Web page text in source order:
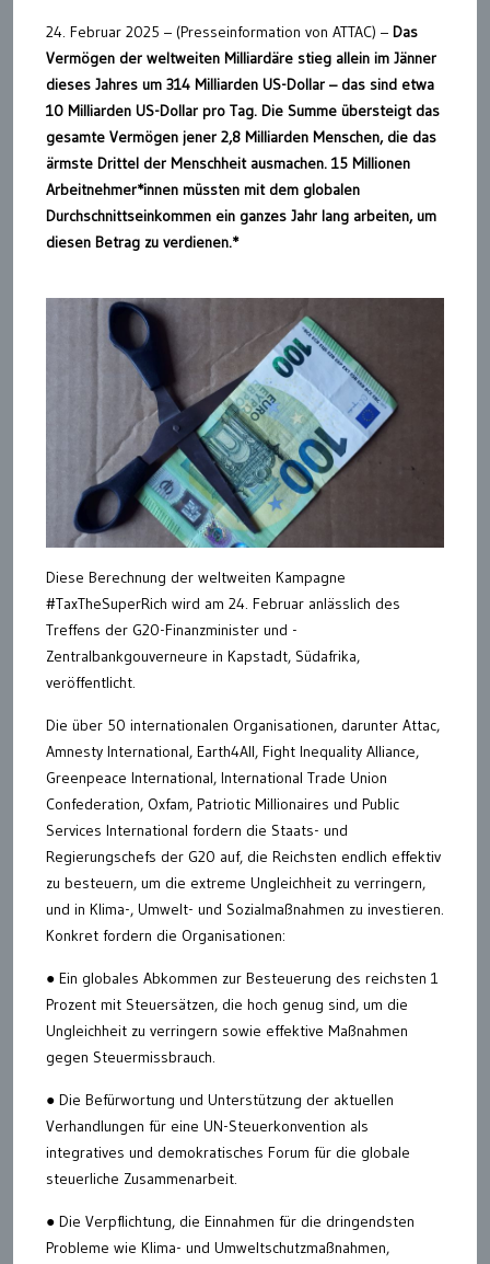
24. Februar 2025 – (Presseinformation von ATTAC) – Das
Vermögen der weltweiten Milliardäre stieg allein im Jänner
dieses Jahres um 314 Milliarden US-Dollar – das sind etwa
10 Milliarden US-Dollar pro Tag. Die Summe übersteigt das
gesamte Vermögen jener 2,8 Milliarden Menschen, die das
ärmste Drittel der Menschheit ausmachen. 15 Millionen
Arbeitnehmer*innen müssten mit dem globalen
Durchschnittseinkommen ein ganzes Jahr lang arbeiten, um
diesen Betrag zu verdienen.*
Diese Berechnung der weltweiten Kampagne
#TaxTheSuperRich wird am 24. Februar anlässlich des
Treffens der G20-Finanzminister und -
Zentralbankgouverneure in Kapstadt, Südafrika,
veröffentlicht.
Die über 50 internationalen Organisationen, darunter Attac,
Amnesty International, Earth4All, Fight Inequality Alliance,
Greenpeace International, International Trade Union
Confederation, Oxfam, Patriotic Millionaires und Public
Services International fordern die Staats- und
Regierungschefs der G20 auf, die Reichsten endlich effektiv
zu besteuern, um die extreme Ungleichheit zu verringern,
und in Klima-, Umwelt- und Sozialmaßnahmen zu investieren.
Konkret fordern die Organisationen:
● Ein globales Abkommen zur Besteuerung des reichsten 1
Prozent mit Steuersätzen, die hoch genug sind, um die
Ungleichheit zu verringern sowie effektive Maßnahmen
gegen Steuermissbrauch.
● Die Befürwortung und Unterstützung der aktuellen
Verhandlungen für eine UN-Steuerkonvention als
integratives und demokratisches Forum für die globale
steuerliche Zusammenarbeit.
● Die Verpflichtung, die Einnahmen für die dringendsten
Probleme wie Klima- und Umweltschutzmaßnahmen,